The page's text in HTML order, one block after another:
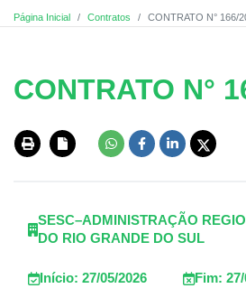
Página Inicial Contratos CONTRATO N° 166/
CONTRATO N°
SESC–ADMINISTRAÇÃO
DO RIO GRANDE DO SUL
Início: 27/05/2026 Fim: